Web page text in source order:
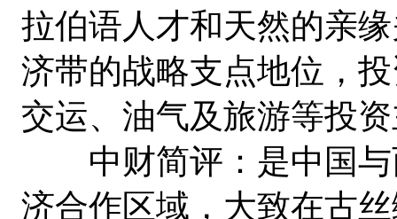
拉伯语人才和天然的亲
济带的战略支点地位，
交运、油气及旅游等投
中财简评：是中国与
济合作区域，大致在古